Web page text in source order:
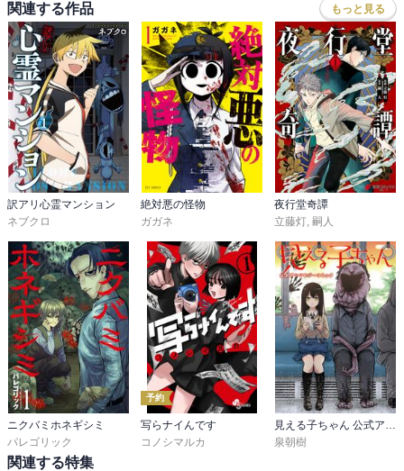
関連する作品 もっと見る
訳アリ心霊マンション
ネブクロ
絶対悪の怪物
ガガネ
夜行堂奇譚
立藤灯, 嗣人
ニクバミホネギシミ
パレゴリック
予約
写らナイんです
コノシマルカ
泉朝樹
関連する特集